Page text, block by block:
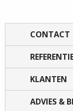
CONTACT
KLANTEN
ADVIES &